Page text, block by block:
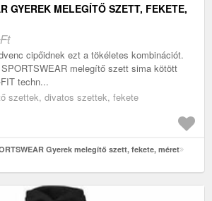
GYEREK MELEGÍTŐ SZETT, FEKETE,
cipőidnek ezt a tökéletes kombinációt.
melegítő szett sima kötött
techn...
szettek, divatos szettek, fekete
Gyerek melegítő szett, fekete, méret